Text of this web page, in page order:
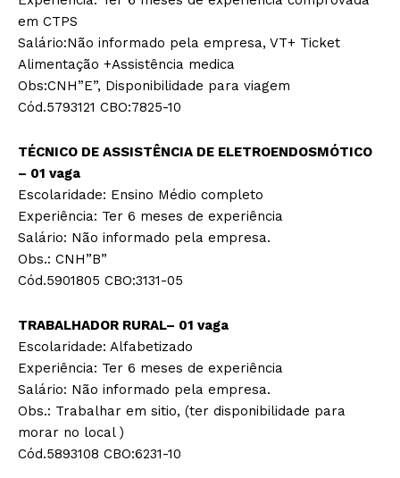
em CTPS
Salário:Não informado pela empresa, VT+ Ticket
Alimentação +Assistência medica
­Obs:CNH”E”, Disponibilidade para viagem
Cód.5793121 CBO:7825-10
TÉCNICO DE ASSISTÊNCIA DE ELETROENDOSMÓTICO
– 01 vaga
Escolaridade: Ensino Médio completo
Experiência: Ter 6 meses de experiência
Salário: Não informado pela empresa.
Obs.: CNH”B”
Cód.5901805 CBO:3131-05
TRABALHADOR RURAL– 01 vaga
Escolaridade: Alfabetizado
Experiência: Ter 6 meses de experiência
Salário: Não informado pela empresa.
Obs.: Trabalhar em sitio, (ter disponibilidade para
morar no local )
Cód.5893108 CBO:6231-10